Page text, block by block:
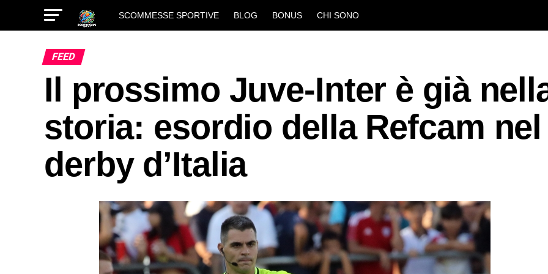
SCOMMESSE SPORTIVE BLOG BONUS CHI SONO
FEED
Il prossimo Juve-Inter è già
storia: esordio della Refcam nel
derby d’Italia